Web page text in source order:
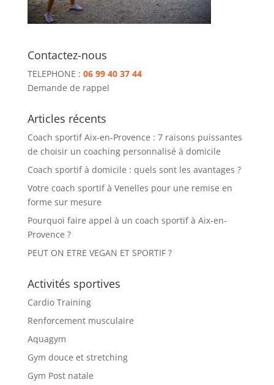
Contactez-nous
TELEPHONE : 06 99 40 37 44
Demande de rappel
Articles récents
Coach sportif Aix-en-Provence : 7 raisons puissantes
de choisir un coaching personnalisé à domicile
Coach sportif à domicile : quels sont les avantages ?
Votre coach sportif à Venelles pour une remise en
forme sur mesure
Pourquoi faire appel à un coach sportif à Aix-en-
Provence ?
PEUT ON ETRE VEGAN ET SPORTIF ?
Activités sportives
Cardio Training
Renforcement musculaire
Aquagym
Gym douce et stretching
Gym Post natale